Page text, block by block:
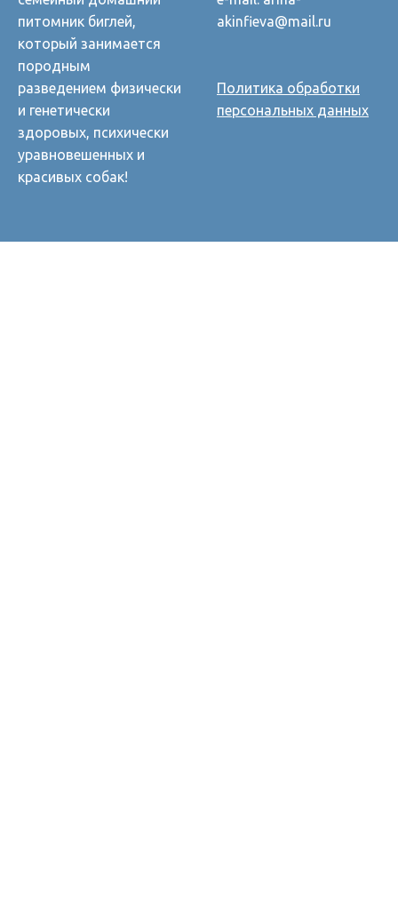
питомник биглей,
который занимается
породным
разведением физически
и генетически
здоровых, психически
уравновешенных и
красивых собак!
akinfieva@mail.ru
Политика обработки
персональных данных